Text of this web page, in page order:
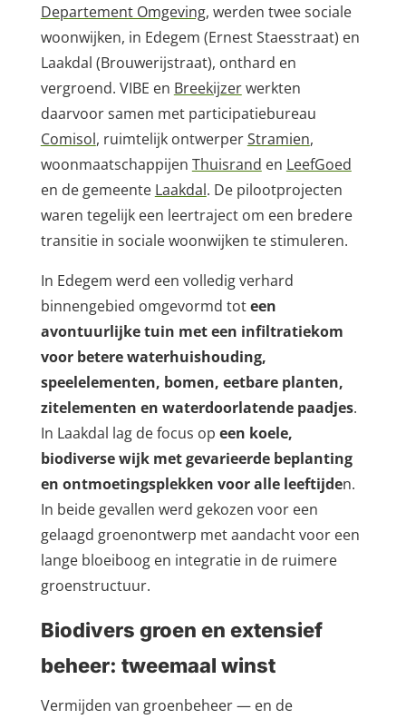
Departement Omgeving, werden twee sociale
woonwijken, in Edegem (Ernest Staesstraat) en
Laakdal (Brouwerijstraat), onthard en
vergroend. VIBE en Breekijzerwerkten
daarvoor samen met participatiebureau
Comisol, ruimtelijk ontwerperStramien,
woonmaatschappijen Thuisrand en LeefGoed
en de gemeente Laakdal. De pilootprojecten
waren tegelijk een leertraject om een bredere
transitie in sociale woonwijken te stimuleren.
In Edegem werd een volledig verhard
binnengebied omgevormd toteen
avontuurlijke tuin met een infiltratiekom
voor betere waterhuishouding,
speelelementen, bomen, eetbare planten,
zitelementen en waterdoorlatende paadjes.
In Laakdal lag de focus op een koele,
biodiverse wijk met gevarieerde beplanting
en ontmoetingsplekken voor alle leeftijden.
In beide gevallen werd gekozen voor een
gelaagd groenontwerp met aandacht voor een
lange bloeiboog en integratie in de ruimere
groenstructuur.
Biodivers groen en extensief
beheer: tweemaal winst
Vermijden van groenbeheer — en de